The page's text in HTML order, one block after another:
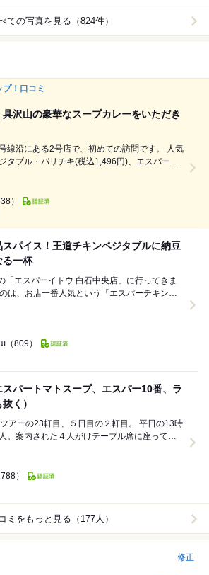
ての写真を見る（824件）
！口コミ
具沢山の豪華なスープカレーをいただき
タブル・パリチキ(税込1,496円)、エスパーオ
ランチタイムサービスでソフトドリンク無料
してから10分ほどでの
）
パイス！王道チキンベジタブルに納豆
る一杯
「エスパーイトウ 白石中央店」に行ってきま
（809）
パートマトスープ、エスパー10番、ラ
く）
の23軒目、５日目の２軒目。 平日の13時
。案内された４人がけテーブル席に座ってメ
）
ミをもっと見る（177人）
修正